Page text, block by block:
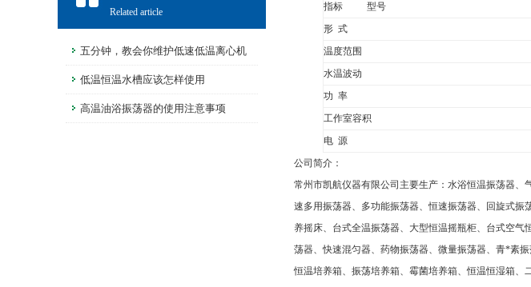
指标 型号
形 式
温度范围
水温波动
功 率
工作室容积
电 源
公司简介：
常州市凯航仪器有限公司主要生产：水浴恒温振荡器
速多用振荡器、多功能振荡器、恒速振荡器、回旋式
养摇床、台式全温振荡器、大型恒温摇瓶柜、台式空
荡器、快速混匀器、药物振荡器、微量振荡器、青*素
恒温培养箱、振荡培养箱、霉菌培养箱、恒温恒湿箱
Related article
五分钟，教会你维护低速低温离心机
低温恒温水槽应该怎样使用
高温油浴振荡器的使用注意事项